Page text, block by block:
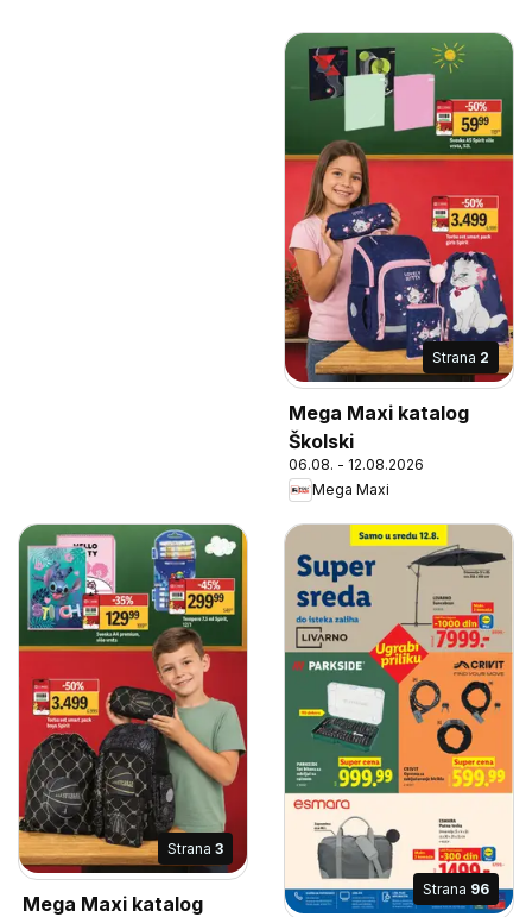
Strana 2
Mega Maxi katalog
Školski
06.08. - 12.08.2026
Mega Maxi
Strana 3
Mega Maxi katalog
Strana 96